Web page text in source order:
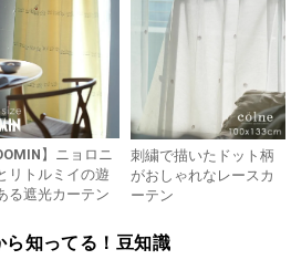
】ニョロニ
リトルミイの遊
る遮光カーテン
刺繍で描いたドット柄
がおしゃれなレースカ
ーテン
ら知ってる！豆知識